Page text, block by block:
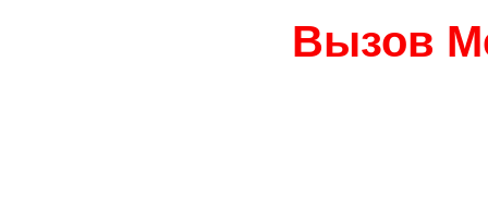
Вызов